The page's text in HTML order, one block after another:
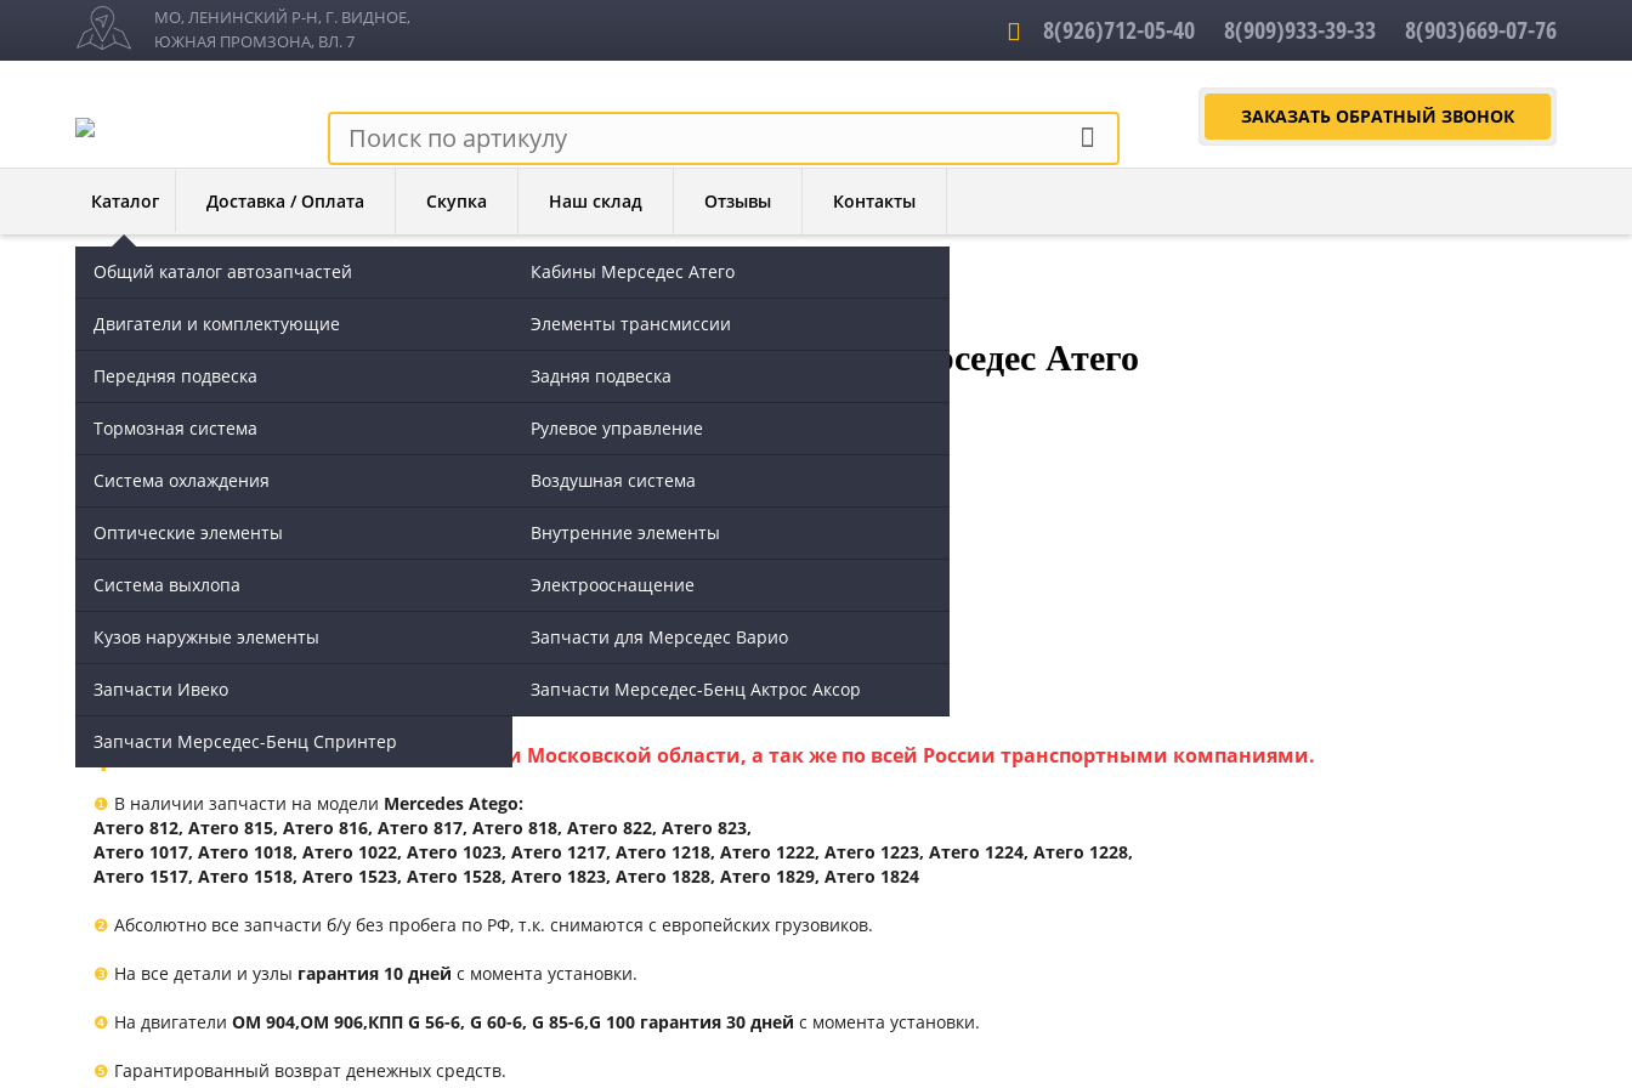
МО, ЛЕНИНСКИЙ Р-Н, Г. ВИДНОЕ,
ЮЖНАЯ ПРОМЗОНА, ВЛ. 7
8(926)712-05-40 8(909)933-39-33 8(903)669-07-76
ЗАКАЗАТЬ ОБРАТНЫЙ ЗВОНОК
Каталог
Общий каталог автозапчастей Кабины Мерседес Атего
Двигатели и комплектующие Элементы трансмиссии
Передняя подвеска Задняя подвеска
Тормозная сиcтема Рулевое управление
Система охлаждения Воздушная система
Оптические элементы Внутренние элементы
Система выхлопа Электрооснащение
Кузов наружные элементы Запчасти для Мерседес Варио
Запчасти Ивеко Запчасти Мерседес-Бенц Актрос Аксор
Запчасти Мерседес-Бенц Спринтер
Доставка / Оплата Скупка Наш склад Отзывы Контакты
Крыло под спальником Атего 2 - 9408800144 на Мерседес Атего
Мы производим доставку по Москве и Московской области, а так же по всей России транспортными компаниями.
❶ В наличии запчасти на модели Mercedes Atego:
Атего 812, Атего 815, Атего 816, Атего 817, Атего 818, Атего 822, Атего 823,
Атего 1017, Атего 1018, Атего 1022, Атего 1023, Атего 1217, Атего 1218, Атего 1222, Атего 1223, Атего 1224, Атего 1228,
Атего 1517, Атего 1518, Атего 1523, Атего 1528, Атего 1823, Атего 1828, Атего 1829, Атего 1824
❷ Абсолютно все запчасти б/у без пробега по РФ, т.к. снимаются с европейских грузовиков.
❸ На все детали и узлы гарантия 10 дней с момента установки.
❹ На двигатели ОМ 904,ОМ 906,КПП G 56-6, G 60-6, G 85-6,G 100 гарантия 30 дней с момента установки.
❺ Гарантированный возврат денежных средств.